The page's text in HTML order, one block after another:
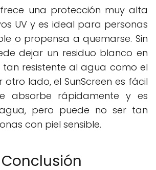
una protección muy alta
UV y es ideal para personas
o propensa a quemarse. Sin
dejar un residuo blanco en
tan resistente al agua como el
otro lado, el SunScreen es fácil
absorbe rápidamente y es
pero puede no ser tan
con piel sensible.
Conclusión